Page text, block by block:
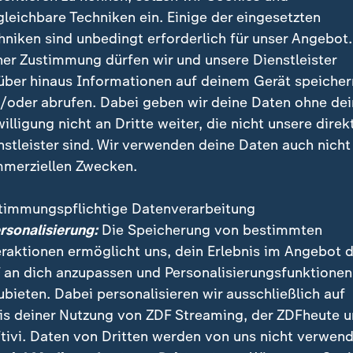
Teilnehmer von Alpenverein-
war den Angaben zufolge eine Lawine am
im Bundesland Salzburg niedergegangen.
dabei verschüttet worden. Vier Mitglieder der
noch tot geborgen werden. Dabei handelte es
von 53, 63 und 65 Jahren. Auch eine 60-jährige
Die anderen wurden teils schwer verletzt.
Techniken ein. Einige der eingesetzten
sind unbedingt erforderlich für unser
Zustimmung dürfen wir und unsere Dienstleister
hinaus Informationen auf deinem Gerät
oder abrufen. Dabei geben wir deine Daten ohne
nicht an Dritte weiter, die nicht unsere
sind. Wir verwenden deine Daten auch nicht
Zwecken.
Datenverarbeitung
Die Speicherung von bestimmten
ermöglicht uns, dein Erlebnis im Angebot
an dich anzupassen und Personalisierungsfunktionen
Dabei personalisieren wir ausschließlich auf
deiner Nutzung von ZDF Streaming, der ZDFheute
Daten von Dritten werden von uns nicht